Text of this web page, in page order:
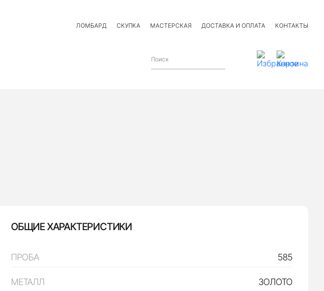
ЛОМБАРД СКУПКА МАСТЕРСКАЯ ДОСТАВКА И ОПЛАТА КОНТАКТЫ
ОБЩИЕ ХАРАКТЕРИСТИКИ
ПРОБА 585
МЕТАЛЛ ЗОЛОТО